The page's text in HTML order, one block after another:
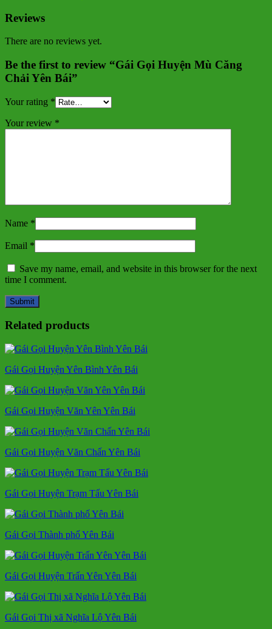
Reviews
There are no reviews yet.
Be the first to review “Gái Gọi Huyện Mù Căng
Chải Yên Bái”
Your rating *
Your review *
Name *
Email *
Save my name, email, and website in this browser for the next
time I comment.
Related products
Gái Gọi Huyện Yên Bình Yên Bái
Gái Gọi Huyện Văn Yên Yên Bái
Gái Gọi Huyện Văn Chấn Yên Bái
Gái Gọi Huyện Trạm Tấu Yên Bái
Gái Gọi Thành phố Yên Bái
Gái Gọi Huyện Trấn Yên Yên Bái
Gái Gọi Thị xã Nghĩa Lộ Yên Bái